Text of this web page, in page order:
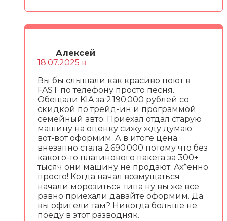
Алексей:
18.07.2025 в
Вы бы слышали как красиво поют в
FAST по телефону просто песня.
Обещали KIA за 2 190 000 рублей со
скидкой по трейд-ин и программой
семейный авто. Приехал отдал старую
машину на оценку сижу жду думаю
вот-вот оформим. А в итоге цена
внезапно стала 2 690 000 потому что без
какого-то платинового пакета за 300+
тысяч они машину не продают. Ах*енно
просто! Когда начал возмущаться
начали морозиться типа ну вы же всё
равно приехали давайте оформим. Да
вы офигели там? Никогда больше не
поеду в этот разводняк.